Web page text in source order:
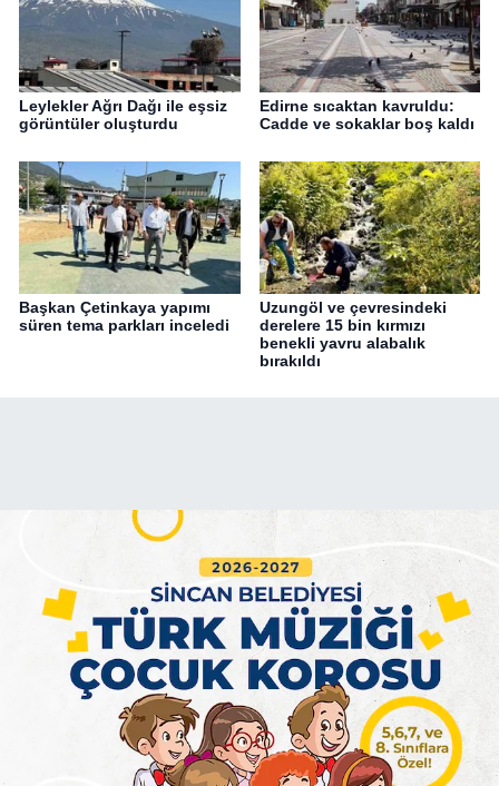
Leylekler Ağrı Dağı ile eşsiz
görüntüler oluşturdu
Edirne sıcaktan kavruldu:
Cadde ve sokaklar boş kaldı
Başkan Çetinkaya yapımı
süren tema parkları inceledi
Uzungöl ve çevresindeki
derelere 15 bin kırmızı
benekli yavru alabalık
bırakıldı